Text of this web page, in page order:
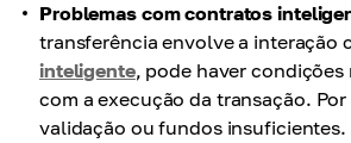
Problemas com contratos
transferência envolve a interação
inteligente, pode haver
com a execução da transação.
validação ou fundos insuficientes.